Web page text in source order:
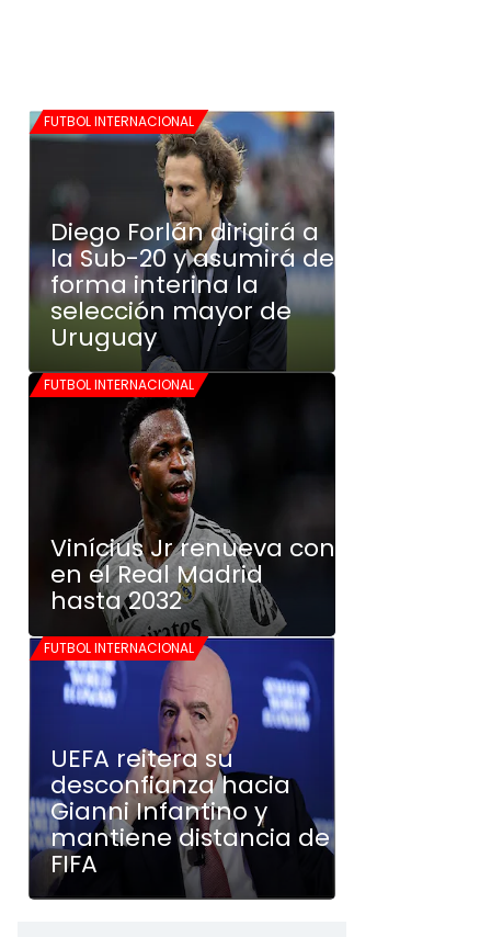
FUTBOL INTERNACIONAL
Diego Forlán dirigirá a
la Sub-20 y asumirá de
forma interina la
selección mayor de
Uruguay
FUTBOL INTERNACIONAL
Vinícius Jr renueva con
en el Real Madrid
hasta 2032
FUTBOL INTERNACIONAL
UEFA reitera su
desconfianza hacia
Gianni Infantino y
mantiene distancia de
FIFA